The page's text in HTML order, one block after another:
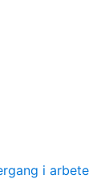
i arbete